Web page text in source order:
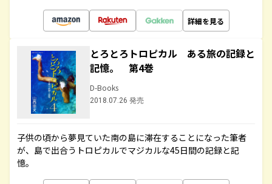
詳細を見る
とろとろトロピカル ある旅の記録と
記憶。 第4巻
D-Books
2018.07.26 発売
子供の頃から夢見ていた南の島に滞在することになった筆者
が、島で出合うトロピカルでマジカルな45日間の記録と記
憶。